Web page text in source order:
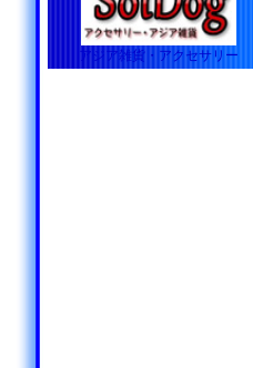
アジア雑貨・アクセサリー